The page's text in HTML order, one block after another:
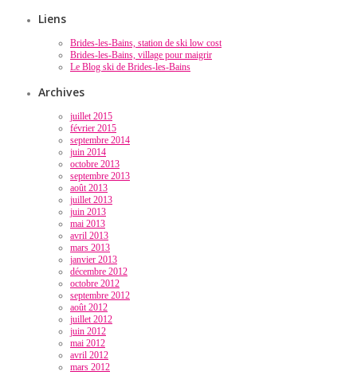
Liens
Brides-les-Bains, station de ski low cost
Brides-les-Bains, village pour maigrir
Le Blog ski de Brides-les-Bains
Archives
juillet 2015
février 2015
septembre 2014
juin 2014
octobre 2013
septembre 2013
août 2013
juillet 2013
juin 2013
mai 2013
avril 2013
mars 2013
janvier 2013
décembre 2012
octobre 2012
septembre 2012
août 2012
juillet 2012
juin 2012
mai 2012
avril 2012
mars 2012